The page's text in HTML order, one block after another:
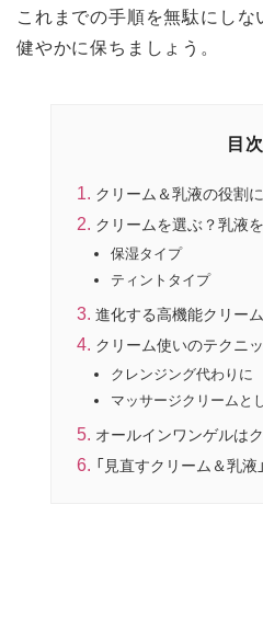
これまでの手順を無駄にし
健やかに保ちましょう。
目次
クリーム＆乳液の役割
クリームを選ぶ？乳液
保湿タイプ
ティントタイプ
進化する高機能クリー
クリーム使いのテクニ
クレンジング代わりに
マッサージクリームと
オールインワンゲルは
「見直すクリーム＆乳液